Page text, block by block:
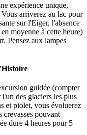
expérience unique,
arriverez au lac pour
sur l'Eiger, l'absence
moyenne à cette heure)
Pensez aux lampes
guidée (compter
des glaciers les plus
et piolet, vous évoluerez
crevasses pouvant
dure 4 heures pour 5